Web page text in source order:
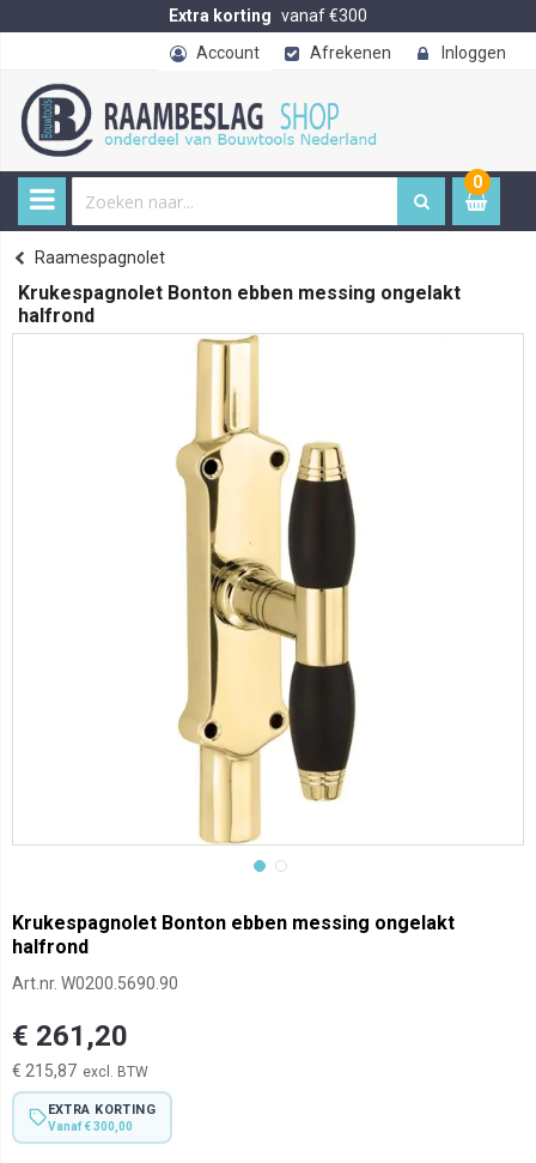
Extra korting vanaf €300
Account
Afrekenen Inloggen
0
item
Home
Raamespagnolet
Krukespagnolet Bonton ebben messing ongelakt
halfrond
Krukespagnolet Bonton ebben messing ongelakt
halfrond
Art.nr. W0200.5690.90
€ 261,20
€ 215,87
EXTRA KORTING
Vanaf € 300,00